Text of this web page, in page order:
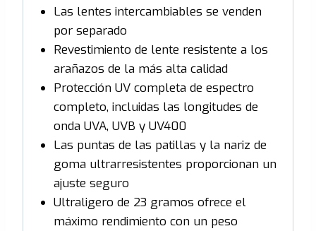
Las lentes intercambiables se venden
por separado
Revestimiento de lente resistente a los
arañazos de la más alta calidad
Protección UV completa de espectro
completo, incluidas las longitudes de
onda UVA, UVB y UV400
Las puntas de las patillas y la nariz de
goma ultrarresistentes proporcionan un
ajuste seguro
Ultraligero de 23 gramos ofrece el
máximo rendimiento con un peso